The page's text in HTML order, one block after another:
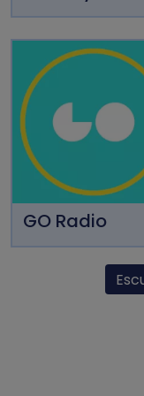
GO Radio